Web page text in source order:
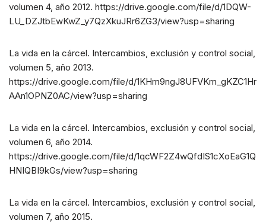
volumen 4, año 2012. https://drive.google.com/file/d/1DQW-
LU_DZJtbEwKwZ_y7QzXkuJRr6ZG3/view?usp=sharing
La vida en la cárcel. Intercambios, exclusión y control social,
volumen 5, año 2013.
https://drive.google.com/file/d/1KHm9ngJ8UFVKm_gKZC1Hr
AAn1OPNZ0AC/view?usp=sharing
La vida en la cárcel. Intercambios, exclusión y control social,
volumen 6, año 2014.
https://drive.google.com/file/d/1qcWF2Z4wQfdIS1cXoEaG1Q
HNIQBI9kGs/view?usp=sharing
La vida en la cárcel. Intercambios, exclusión y control social,
volumen 7, año 2015.